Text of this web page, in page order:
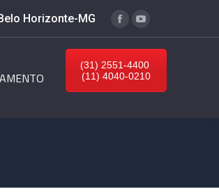
Horizonte-MG
Facebook
YouTube
(31) 2551-4400
(11) 4040-0210